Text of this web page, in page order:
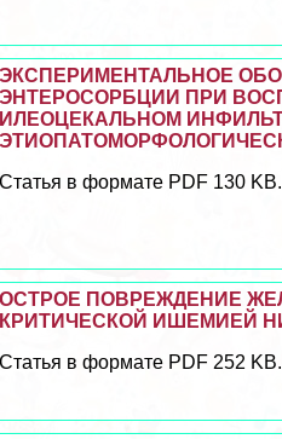
ЭКСПЕРИМЕНТАЛЬНОЕ
ЭНТЕРОСОРБЦИИ ПРИ
ИЛЕОЦЕКАЛЬНОМ
Статья в формате PDF 130
ОСТРОЕ ПОВРЕЖДЕНИЕ
КРИТИЧЕСКОЙ ИШЕМИЕЙ
Статья в формате PDF 252